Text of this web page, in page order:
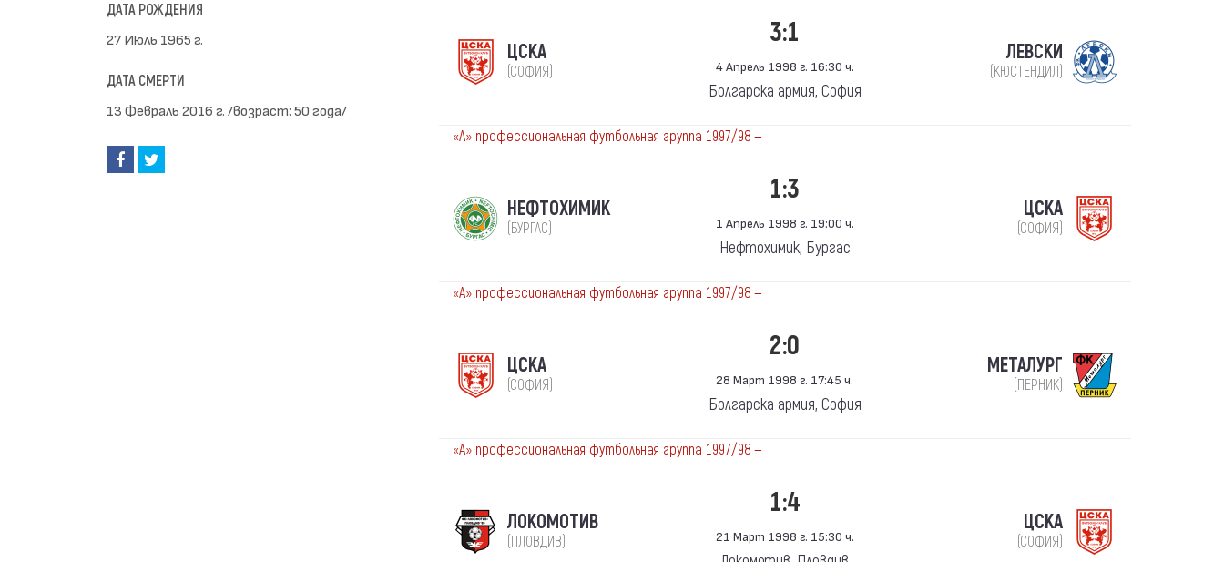
ДАТА РОЖДЕНИЯ
27 Июль 1965 г.
ДАТА СМЕРТИ
13 Февраль 2016 г. /возраст: 50 года/
ЦСКА
(СОФИЯ)
3:1
4 Апрель 1998 г. 16:30 ч.
Болгарска армия, София
ЛЕВСКИ
(КЮСТЕНДИЛ)
«А» профессиональная футбольная группа 1997/98 —
НЕФТОХИМИК
(БУРГАС)
1:3
1 Апрель 1998 г. 19:00 ч.
Нефтохимик, Бургас
ЦСКА
(СОФИЯ)
«А» профессиональная футбольная группа 1997/98 —
ЦСКА
(СОФИЯ)
2:0
28 Март 1998 г. 17:45 ч.
Болгарска армия, София
МЕТАЛУРГ
(ПЕРНИК)
«А» профессиональная футбольная группа 1997/98 —
ЛОКОМОТИВ
(ПЛОВДИВ)
1:4
21 Март 1998 г. 15:30 ч.
ЦСКА
(СОФИЯ)